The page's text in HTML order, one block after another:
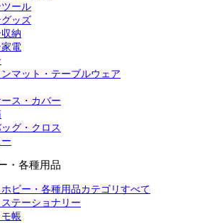
ール
ッズ
納
電
マット・テーブルウェア
ス・カバー
グ・クロス
・各種用品
ビー・各種用品カテゴリすべて
テーショナリー
帳